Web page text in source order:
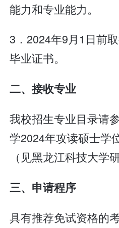
能力和专业能力。
3．2024年9月1日前
毕业证书。
二、接收专业
我校招生专业目录请
学2024年攻读硕士学
（见黑龙江科技大学
三、申请程序
具有推荐免试资格的